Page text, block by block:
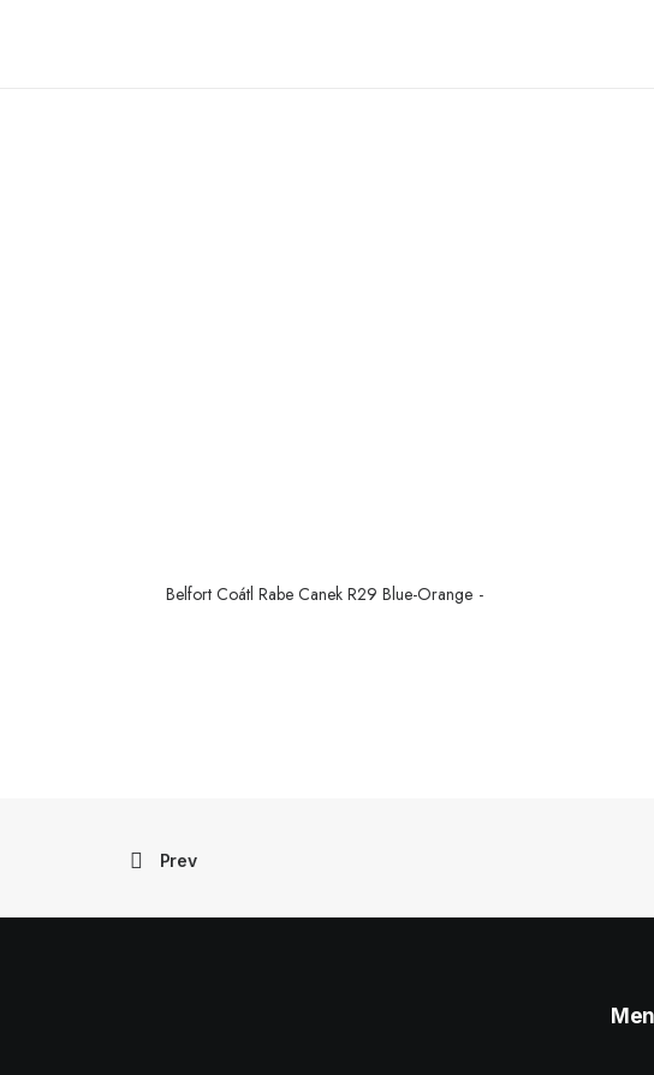
CONTINUER LA LECTURE
Belfort Coátl Rabe Canek R29 Blue-Orange
Prev